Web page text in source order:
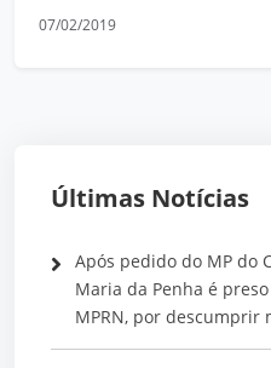
07/02/2019
Últimas Notícias
Após pedido do MP do
Maria da Penha é
MPRN, por descumprir